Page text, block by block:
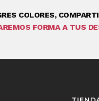
COLORES,
FORMA A TUS